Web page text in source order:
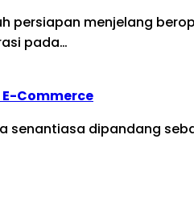
persiapan menjelang
pada…
Commerce
senantiasa dipandang